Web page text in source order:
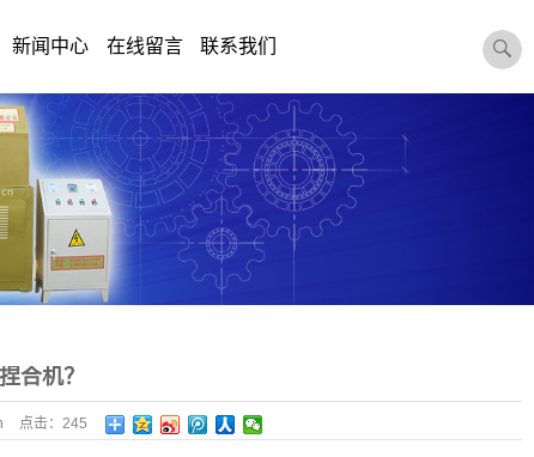
新闻中心 在线留言 联系我们
合机？
点击： 245